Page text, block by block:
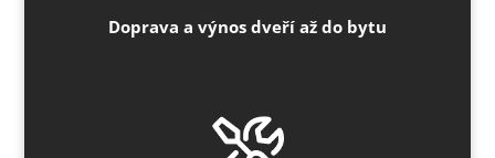
Doprava a výnos dveří až do bytu